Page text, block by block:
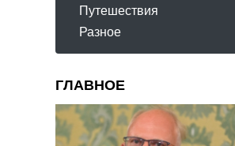
Путешествия
Разное
ГЛАВНОЕ